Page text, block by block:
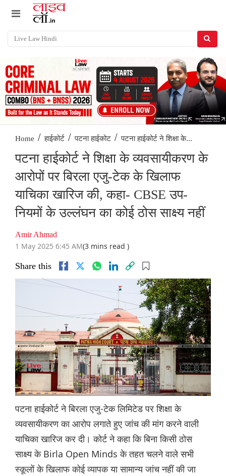
Home / हाईकोर्ट / पटना हाईकोट / पटना हाईकोर्ट ने शिक्षा के...
पटना हाईकोर्ट ने शिक्षा के व्यवसायीकरण के
आरोपों पर बिरला एजु-टेक के खिलाफ
याचिका खारिज की, कहा- CBSE उप-
नियमों के उल्लंघन का कोई ठोस साक्ष्य नहीं
Amir Ahmad
1 May 2025 6:45 AM(3 mins read )
Share this
पटना हाईकोर्ट ने बिरला एजु-टेक लिमिटेड पर शिक्षा के
व्यवसायीकरण का आरोप लगाते हुए जांच की मांग करने वाली
याचिका खारिज कर दी। कोर्ट ने कहा कि बिना किसी ठोस
साक्ष्य के Birla Open Minds के तहत चलने वाले सभी
स्कूलों के खिलाफ कोई व्यापक या सामान्य जांच नहीं की जा